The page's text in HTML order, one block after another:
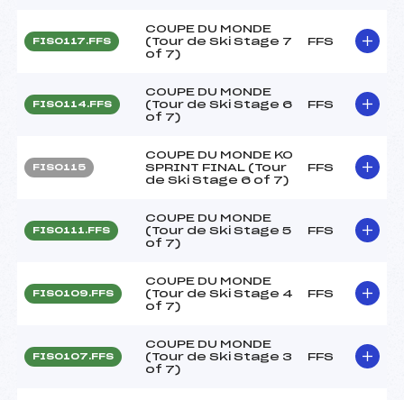
FIS0117.FFS
COUPE DU MONDE
(Tour de Ski Stage 7
of 7)
FFS
FIS0114.FFS
COUPE DU MONDE
(Tour de Ski Stage 6
of 7)
FFS
FIS0115
COUPE DU MONDE KO
SPRINT FINAL (Tour
de Ski Stage 6 of 7)
FFS
FIS0111.FFS
COUPE DU MONDE
(Tour de Ski Stage 5
of 7)
FFS
FIS0109.FFS
COUPE DU MONDE
(Tour de Ski Stage 4
of 7)
FFS
FIS0107.FFS
COUPE DU MONDE
(Tour de Ski Stage 3
of 7)
FFS